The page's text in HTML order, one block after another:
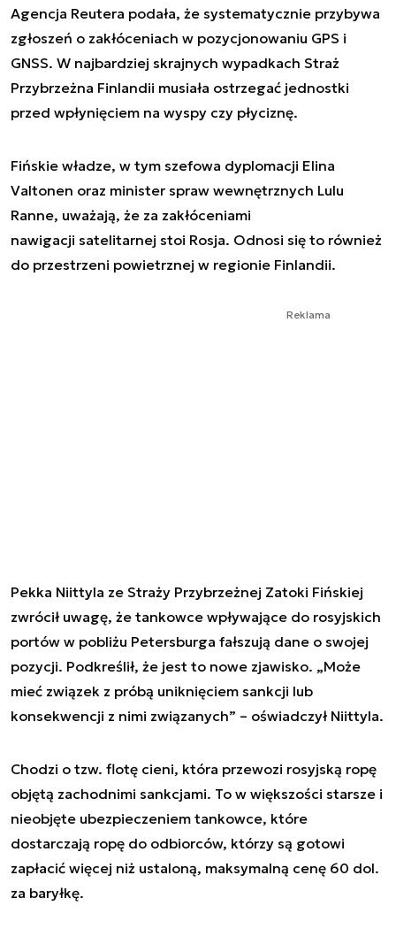
Agencja Reutera podała, że systematycznie przybywa
zgłoszeń o zakłóceniach w pozycjonowaniu GPS i
GNSS. W najbardziej skrajnych wypadkach Straż
Przybrzeżna Finlandii musiała ostrzegać jednostki
przed wpłynięciem na wyspy czy płyciznę.
Fińskie władze, w tym szefowa dyplomacji Elina
Valtonen oraz minister spraw wewnętrznych Lulu
Ranne, uważają, że za zakłóceniami
nawigacji satelitarnej stoi Rosja. Odnosi się to również
do przestrzeni powietrznej w regionie Finlandii.
Reklama
Pekka Niittyla ze Straży Przybrzeżnej Zatoki Fińskiej
zwrócił uwagę, że tankowce wpływające do rosyjskich
portów w pobliżu Petersburga fałszują dane o swojej
pozycji. Podkreślił, że jest to nowe zjawisko. „Może
mieć związek z próbą uniknięciem sankcji lub
konsekwencji z nimi związanych” – oświadczył Niittyla.
Chodzi o tzw. flotę cieni, która przewozi rosyjską ropę
objętą zachodnimi sankcjami. To w większości starsze i
nieobjęte ubezpieczeniem tankowce, które
dostarczają ropę do odbiorców, którzy są gotowi
zapłacić więcej niż ustaloną, maksymalną cenę 60 dol.
za baryłkę.